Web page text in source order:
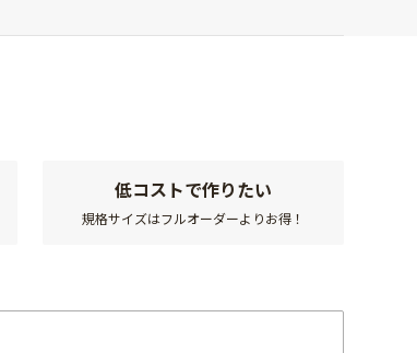
低コストで作りたい
規格サイズはフルオーダーよりお得！